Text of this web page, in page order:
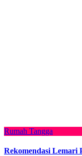
Rumah Tangga
Rekomendasi Lemari